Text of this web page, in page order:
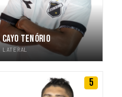
CAYO TENÓRIO
LATERAL
5